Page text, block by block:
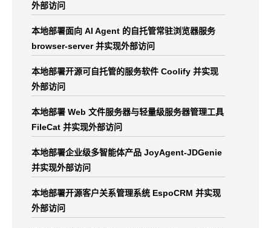
外部访问
本地部署面向 AI Agent 的自托管常驻浏览器服务
browser-server 并实现外部访问
本地部署开源可自托管的服务软件 Coolify 并实现
外部访问
本地部署 Web 文件服务器与轻量级服务器管理工具
FileCat 并实现外部访问
本地部署企业级多智能体产品 JoyAgent-JDGenie
并实现外部访问
本地部署开源客户关系管理系统 EspoCRM 并实现
外部访问